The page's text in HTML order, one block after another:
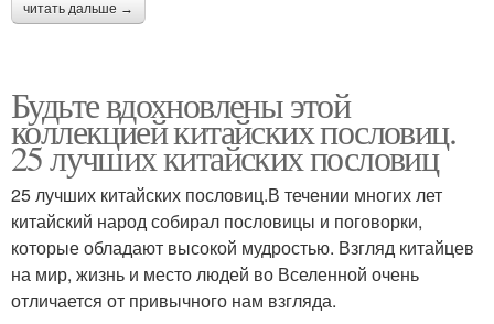
читать дальше →
Будьте вдохновлены этой
коллекцией китайских пословиц.
25 лучших китайских пословиц
25 лучших китайских пословиц.В течении многих лет
китайский народ собирал пословицы и поговорки,
которые обладают высокой мудростью. Взгляд китайцев
на мир, жизнь и место людей во Вселенной очень
отличается от привычного нам взгляда.